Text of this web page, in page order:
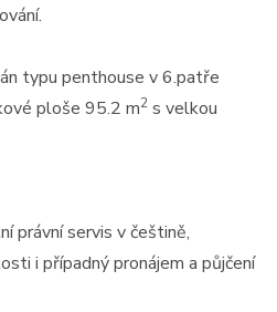
typu penthouse v 6.patře
ploše 95.2 m2 s velkou
právní servis v češtině,
i případný pronájem a půjčení